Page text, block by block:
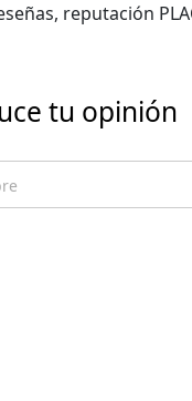
reputación
tu opinión